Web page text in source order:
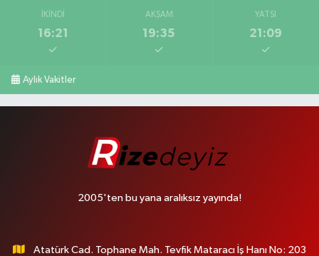
İKINDI
16:21
AKŞAM
19:35
YATSI
21:09
Aylık Vakitler
2005'ten bu yana aralıksız yayında!
Atatürk Cad. Tophane Mah. Tevfik Mataracı İş Hanı No: 203